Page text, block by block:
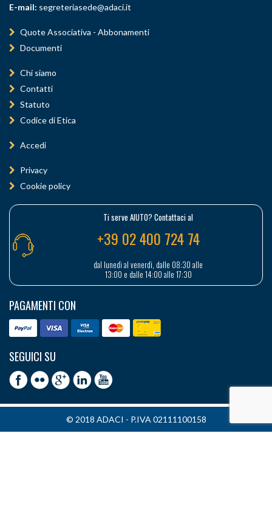
E-mail: segreteriasede@adaci.it
Quote Associativa - Abbonamenti
Documenti
Chi siamo
Contatti
Statuto
Codice di Etica
Accedi
Privacy
Cookie policy
Ti serve AIUTO? Contattaci al
+39 02 400 724 74
dal lunedì al venerdì, dalle 08:30 alle
13:00 e dalle 14:00 alle 17:30
PAGAMENTI CON
SEGUICI SU
© 2018 ADACI - P.IVA 02111100158